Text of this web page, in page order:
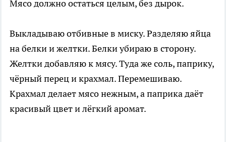
Мясо должно остаться целым, без дырок.
Выкладываю отбивные в миску. Разделяю яйца
на белки и желтки. Белки убираю в сторону.
Желтки добавляю к мясу. Туда же соль, паприку,
чёрный перец и крахмал. Перемешиваю.
Крахмал делает мясо нежным, а паприка даёт
красивый цвет и лёгкий аромат.